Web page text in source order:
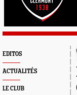
EDITOS
ACTUALITÉS
LE CLUB